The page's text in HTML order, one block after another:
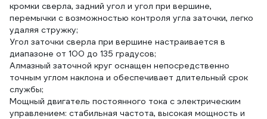
кромки сверла, задний угол и угол при вершине,
перемычки с возможностью контроля угла заточки, легко
удаляя стружку;
Угол заточки сверла при вершине настраивается в
диапазоне от 100 до 135 градусов;
Алмазный заточной круг оснащен непосредственно
точным углом наклона и обеспечивает длительный срок
службы;
Мощный двигатель постоянного тока с электрическим
управлением: стабильная частота, высокая мощность и